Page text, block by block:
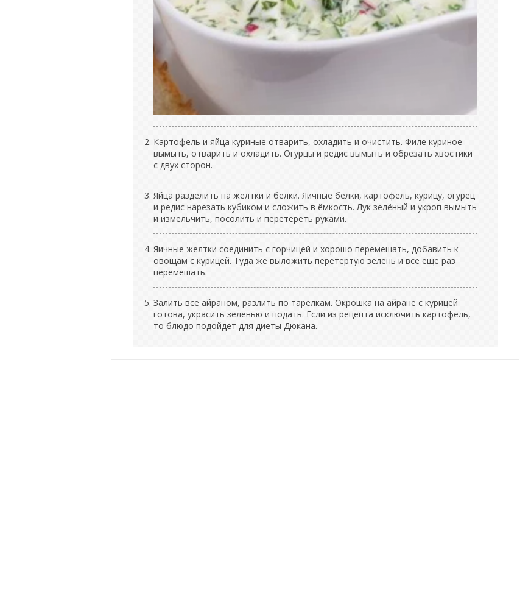
Картофель и яйца куриные отварить, охладить и очистить. Филе куриное
вымыть, отварить и охладить. Огурцы и редис вымыть и обрезать хвостики
с двух сторон.
Яйца разделить на желтки и белки. Яичные белки, картофель, курицу, огурец
и редис нарезать кубиком и сложить в ёмкость. Лук зелёный и укроп вымыть
и измельчить, посолить и перетереть руками.
Яичные желтки соединить с горчицей и хорошо перемешать, добавить к
овощам с курицей. Туда же выложить перетёртую зелень и все ещё раз
перемешать.
Залить все айраном, разлить по тарелкам. Окрошка на айране с курицей
готова, украсить зеленью и подать. Если из рецепта исключить картофель,
то блюдо подойдёт для диеты Дюкана.